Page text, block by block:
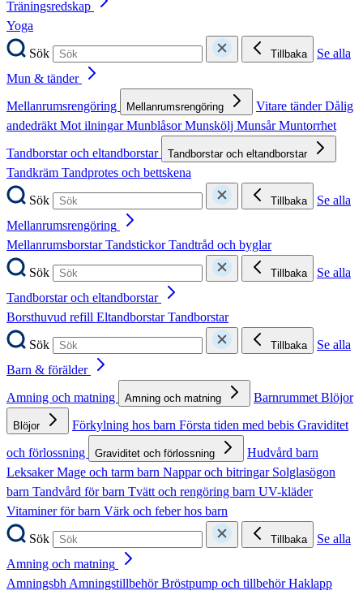
Träningsredskap
Yoga
Sök
Tillbaka
Se alla
Mun & tänder
Mellanrumsrengöring
Mellanrumsrengöring Vitare tänderDålig
andedräktMot ilningarMunblåsorMunskölj MunsårMuntorrhet
Tandborstar och eltandborstar
Tandborstar och eltandborstar
Tandkräm Tandprotes och bettskena
Sök
Tillbaka
Se alla
Mellanrumsrengöring
MellanrumsborstarTandstickorTandtråd och byglar
Sök
Tillbaka
Se alla
Tandborstar och eltandborstar
Borsthuvud refill EltandborstarTandborstar
Sök
Tillbaka
Se alla
Barn & förälder
Amning och matning
Amning och matning BarnrummetBlöjor
Blöjor Förkylning hos barn Första tiden med bebis Graviditet
och förlossning
Graviditet och förlossning
Hudvård barn
LeksakerMage och tarm barn Nappar och bitringar Solglasögon
barn Tandvård för barn Tvätt och rengöring barn UV-kläder
Vitaminer för barn Värk och feber hos barn
Sök
Tillbaka
Se alla
Amning och matning
AmningsbhAmningstillbehörBröstpump och tillbehörHaklapp